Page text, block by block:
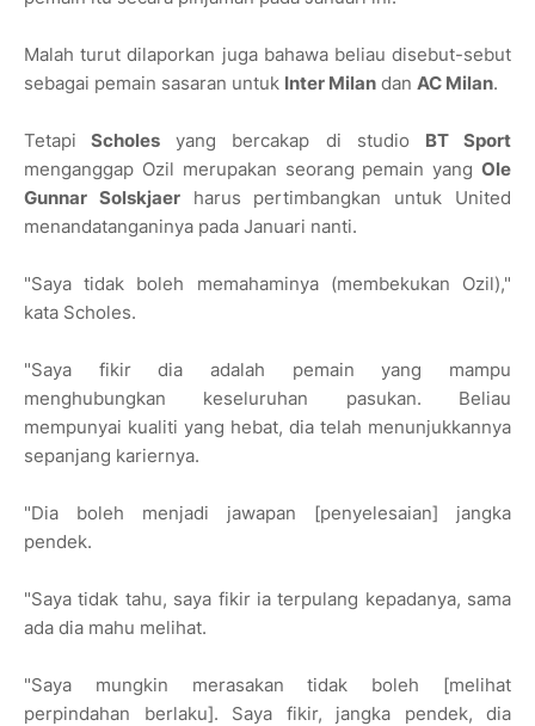
Malah turut dilaporkan juga bahawa beliau disebut-sebut
sebagai pemain sasaran untuk Inter Milan dan AC Milan.
Tetapi Scholes yang bercakap di studio BT Sport
menganggap Ozil merupakan seorang pemain yang Ole
Gunnar Solskjaerharus pertimbangkan untuk United
menandatanganinya pada Januari nanti.
"Saya tidak boleh memahaminya (membekukan Ozil),"
kata Scholes.
"Saya fikir dia adalah pemain yang mampu
menghubungkan keseluruhan pasukan. Beliau
mempunyai kualiti yang hebat, dia telah menunjukkannya
sepanjang kariernya.
"Dia boleh menjadi jawapan [penyelesaian] jangka
pendek.
"Saya tidak tahu, saya fikir ia terpulang kepadanya, sama
ada dia mahu melihat.
"Saya mungkin merasakan tidak boleh [melihat
perpindahan berlaku]. Saya fikir, jangka pendek, dia